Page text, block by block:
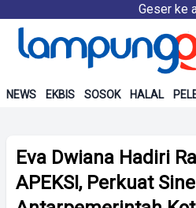
Geser ke
NEWS EKBIS SOSOK HALAL
Eva Dwiana Hadiri
APEKSI, Perkuat